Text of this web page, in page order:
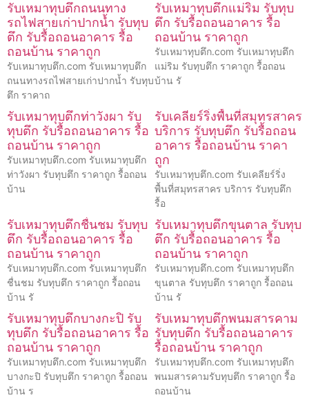
รับเหมาทุบตึกถนนทาง
รถไฟสายเก่าปากน้ำ รับทุบ
ตึก รับรื้อถอนอาคาร รื้อ
ถอนบ้าน ราคาถูก
รับเหมาทุบตึก.com รับเหมาทุบตึก
ถนนทางรถไฟสายเก่าปากน้ำ รับทุบ
ตึก ราคาถ
รับเหมาทุบตึกแม่ริม รับทุบ
ตึก รับรื้อถอนอาคาร รื้อ
ถอนบ้าน ราคาถูก
รับเหมาทุบตึก.com รับเหมาทุบตึก
แม่ริม รับทุบตึก ราคาถูก รื้อถอน
บ้าน รั
รับเหมาทุบตึกท่าวังผา รับ
ทุบตึก รับรื้อถอนอาคาร รื้อ
ถอนบ้าน ราคาถูก
รับเหมาทุบตึก.com รับเหมาทุบตึก
ท่าวังผา รับทุบตึก ราคาถูก รื้อถอน
บ้าน
รับเคลียร์ริ่งพื้นที่สมุทรสาคร
บริการ รับทุบตึก รับรื้อถอน
อาคาร รื้อถอนบ้าน ราคา
ถูก
รับเหมาทุบตึก.com รับเคลียร์ริ่ง
พื้นที่สมุทรสาคร บริการ รับทุบตึก
รื้อ
รับเหมาทุบตึกชื่นชม รับทุบ
ตึก รับรื้อถอนอาคาร รื้อ
ถอนบ้าน ราคาถูก
รับเหมาทุบตึก.com รับเหมาทุบตึก
ชื่นชม รับทุบตึก ราคาถูก รื้อถอน
บ้าน รั
รับเหมาทุบตึกขุนตาล รับทุบ
ตึก รับรื้อถอนอาคาร รื้อ
ถอนบ้าน ราคาถูก
รับเหมาทุบตึก.com รับเหมาทุบตึก
ขุนตาล รับทุบตึก ราคาถูก รื้อถอน
บ้าน รั
รับเหมาทุบตึกบางกะปิ รับ
ทุบตึก รับรื้อถอนอาคาร รื้อ
ถอนบ้าน ราคาถูก
รับเหมาทุบตึก.com รับเหมาทุบตึก
บางกะปิ รับทุบตึก ราคาถูก รื้อถอน
บ้าน ร
รับเหมาทุบตึกพนมสารคาม
รับทุบตึก รับรื้อถอนอาคาร
รื้อถอนบ้าน ราคาถูก
รับเหมาทุบตึก.com รับเหมาทุบตึก
พนมสารคามรับทุบตึก ราคาถูก รื้อ
ถอนบ้าน